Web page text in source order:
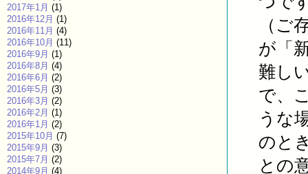
（ご
が「
難し
で、
うな
のと
との
2017年1月 (1)
2016年12月 (1)
2016年11月 (4)
2016年10月 (11)
2016年9月 (1)
2016年8月 (4)
2016年6月 (2)
2016年5月 (3)
2016年3月 (2)
2016年2月 (1)
2016年1月 (2)
2015年10月 (7)
2015年9月 (3)
2015年7月 (2)
2014年9月 (4)